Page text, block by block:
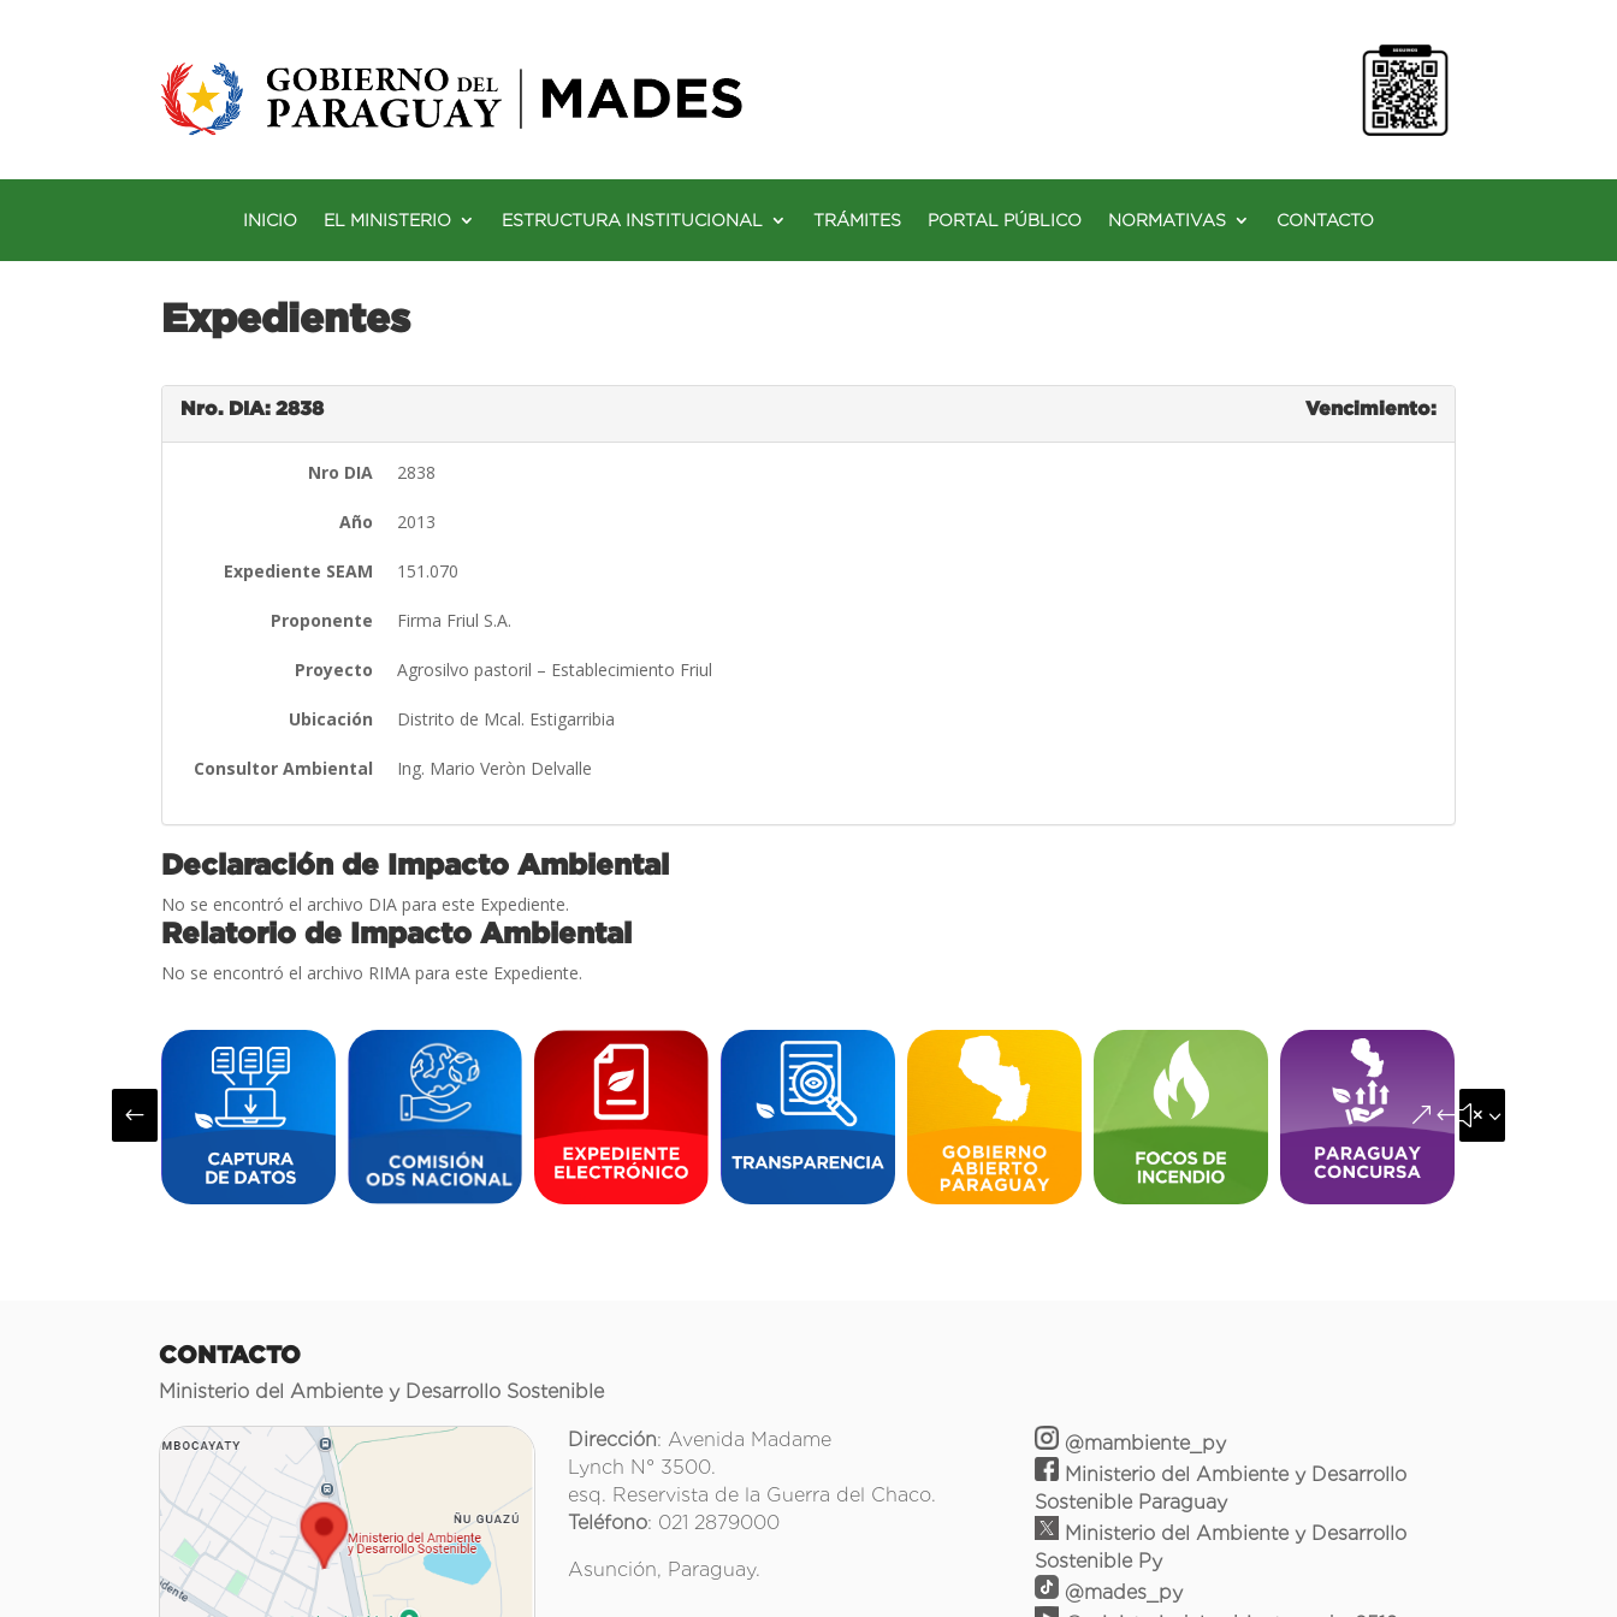
INICIO EL MINISTERIO ESTRUCTURA INSTITUCIONAL TRÁMITES PORTAL PÚBLICO NORMATIVAS CONTACTO
Expedientes
Nro. DIA: 2838 Vencimiento:
Nro DIA 2838
Año 2013
Expediente SEAM 151.070
Proponente Firma Friul S.A.
Proyecto Agrosilvo pastoril – Establecimiento Friul
Ubicación Distrito de Mcal. Estigarribia
Consultor Ambiental Ing. Mario Veròn Delvalle
Declaración de Impacto Ambiental
No se encontró el archivo DIA para este Expediente.
Relatorio de Impacto Ambiental
No se encontró el archivo RIMA para este Expediente.
# &#x35;
CONTACTO
Ministerio del Ambiente y Desarrollo Sostenible
Dirección: Avenida Madame
Lynch N° 3500.
esq. Reservista de la Guerra del Chaco.
Teléfono: 021 2879000
Asunción, Paraguay.
@mambiente_py
Ministerio del Ambiente y Desarrollo
Sostenible Paraguay
Ministerio del Ambiente y Desarrollo
Sostenible Py
@mades_py